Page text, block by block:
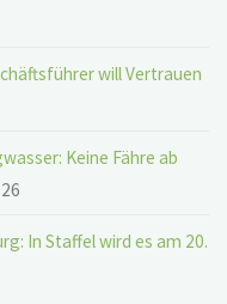
will Vertrauen
Keine Fähre ab
In Staffel wird es am 20.